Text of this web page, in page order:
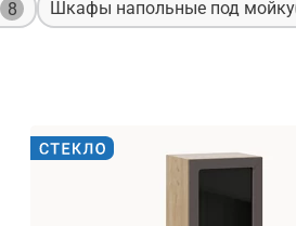
8 Шкафы напольные под мойку